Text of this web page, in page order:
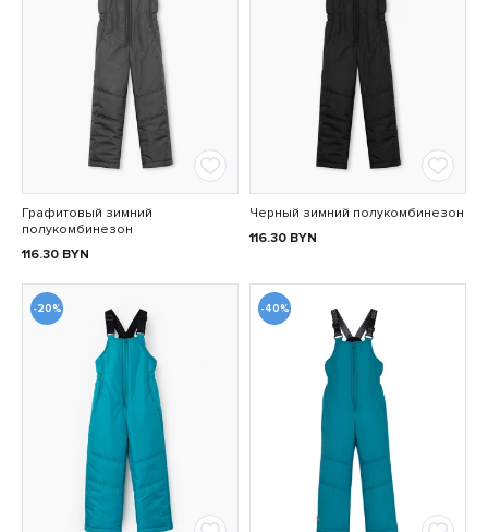
Графитовый зимний
полукомбинезон
116.30 BYN
Черный зимний полукомбинезон
116.30 BYN
-20% -40%